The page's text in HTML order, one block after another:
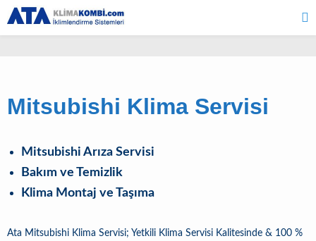
Mitsubishi Klima Servisi
Mitsubishi Arıza Servisi
Bakım ve Temizlik
Klima Montaj ve Taşıma
Ata Mitsubishi Klima Servisi; Yetkili Klima Servisi Kalitesinde & 100 %